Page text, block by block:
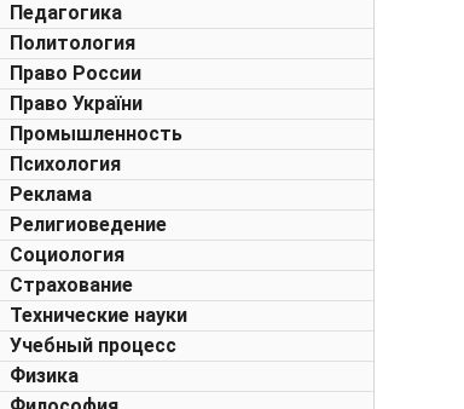
Педагогика
Политология
Право России
Право України
Промышленность
Психология
Реклама
Религиоведение
Социология
Страхование
Технические науки
Учебный процесс
Физика